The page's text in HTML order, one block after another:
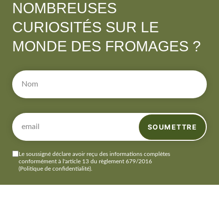
NOMBREUSES
CURIOSITÉS SUR LE
MONDE DES FROMAGES ?
Le soussigné déclare avoir reçu des informations complètes
conformément à l'article 13 du règlement 679/2016
(Politique de confidentialité)
SOUMETTRE